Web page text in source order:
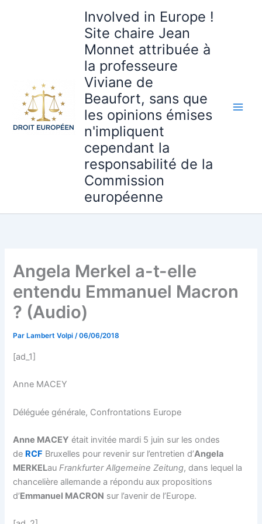
Involved in Europe !
Site chaire Jean
Monnet attribuée à
la professeure
Viviane de
Beaufort, sans que
les opinions émises
n'impliquent
cependant la
responsabilité de la
Commission
européenne
Angela Merkel a-t-elle
entendu Emmanuel Macron
? (Audio)
Par Lambert Volpi/06/06/2018
[ad_1]
Anne MACEY
Déléguée générale, Confrontations Europe
Anne MACEY était invitée mardi 5 juin sur les ondes
de RCF Bruxelles pour revenir sur l’entretien d’Angela
MERKELauFrankfurter Allgemeine Zeitung, dans lequel la
chancelière allemande a répondu aux propositions
d’Emmanuel MACRON sur l’avenir de l’Europe.